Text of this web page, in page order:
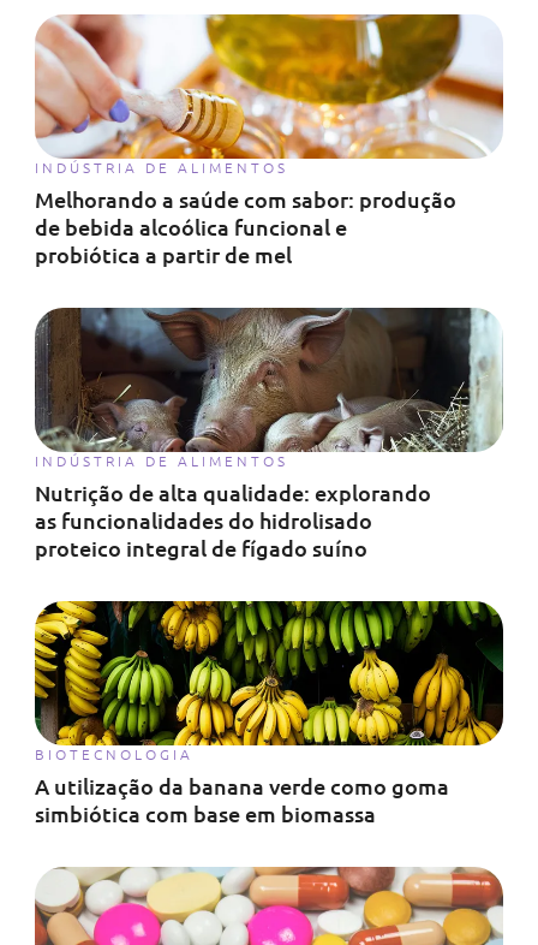
Melhorando a saúde com sabor: produção
de bebida alcoólica funcional e
probiótica a partir de mel
INDÚSTRIA DE ALIMENTOS
Nutrição de alta qualidade: explorando
as funcionalidades do hidrolisado
proteico integral de fígado suíno
INDÚSTRIA DE ALIMENTOS
A utilização da banana verde como goma
simbiótica com base em biomassa
BIOTECNOLOGIA